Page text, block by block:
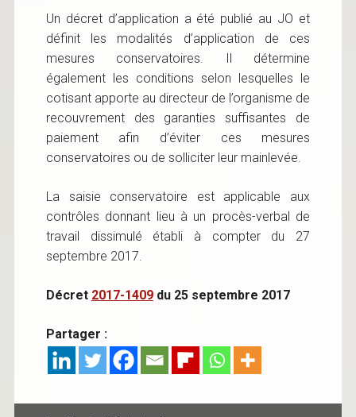
Un décret d’application a été publié au JO et
définit les modalités d’application de ces
mesures conservatoires. Il détermine
également les conditions selon lesquelles le
cotisant apporte au directeur de l’organisme de
recouvrement des garanties suffisantes de
paiement afin d’éviter ces mesures
conservatoires ou de solliciter leur mainlevée.
La saisie conservatoire est applicable aux
contrôles donnant lieu à un procès-verbal de
travail dissimulé établi à compter du 27
septembre 2017.
Décret 2017-1409du 25 septembre 2017
Partager :